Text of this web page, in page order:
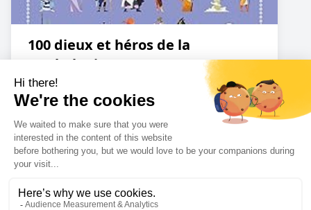
100 dieux et héros de la
Mythologie
Amazon